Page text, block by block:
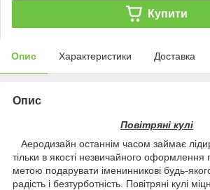
Купити
Опис Характеристики Доставка
Опис
Повітряні кулі
Аеродизайн останнім часом займає
тільки в якості незвичайного оформлення
метою подарувати іменинникові будь-
радість і безтурботність. Повітряні кулі